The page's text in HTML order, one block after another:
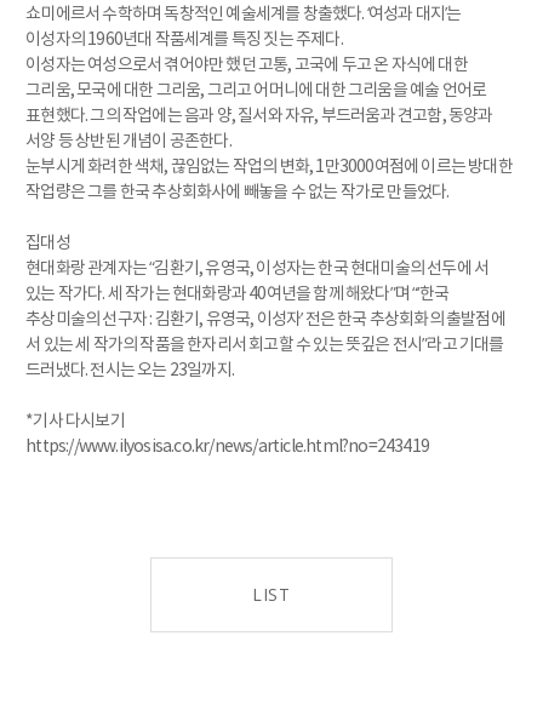
쇼미에르서 수학하며 독창적인 예술세계를 창출했다. ‘여성과 대지’는
이성자의 1960년대 작품세계를 특징 짓는 주제다.
이성자는 여성으로서 겪어야만 했던 고통, 고국에 두고 온 자식에 대한
그리움, 모국에 대한 그리움, 그리고 어머니에 대한 그리움을 예술 언어로
표현했다. 그의 작업에는 음과 양, 질서와 자유, 부드러움과 견고함, 동양과
서양 등 상반된 개념이 공존한다.
눈부시게 화려한 색채, 끊임없는 작업의 변화, 1만3000여점에 이르는 방대한
작업량은 그를 한국 추상회화사에 빼놓을 수 없는 작가로 만들었다.
집대성
현대화랑 관계자는 “김환기, 유영국, 이성자는 한국 현대미술의 선두에 서
있는 작가다. 세 작가는 현대화랑과 40여년을 함께 해왔다”며 “‘한국
추상미술의 선구자 : 김환기, 유영국, 이성자’ 전은 한국 추상회화의 출발점에
서 있는 세 작가의 작품을 한자리서 회고할 수 있는 뜻깊은 전시”라고 기대를
드러냈다. 전시는 오는 23일까지.
*기사 다시보기
https://www.ilyosisa.co.kr/news/article.html?no=243419
LIST